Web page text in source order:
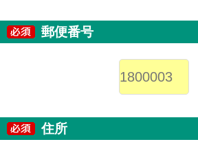
郵便番号
住所